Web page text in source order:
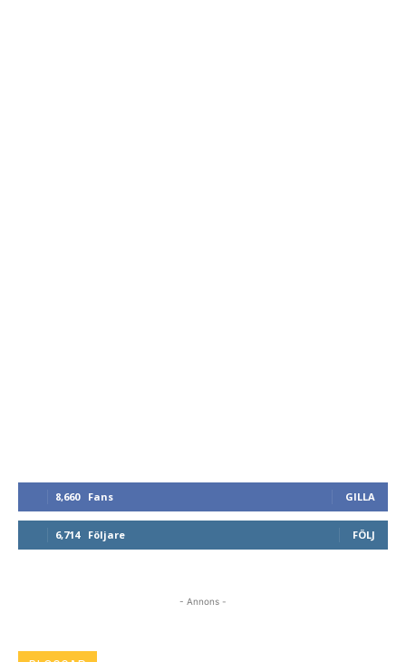
8,660 Fans GILLA
6,714 Följare FÖLJ
- Annons -